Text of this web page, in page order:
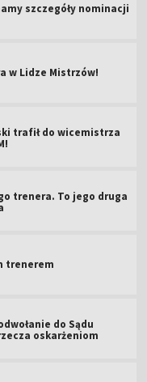
szczegóły nominacji
w Lidze Mistrzów!
trafił do wicemistrza
trenera. To jego druga
trenerem
do Sądu
oskarżeniom